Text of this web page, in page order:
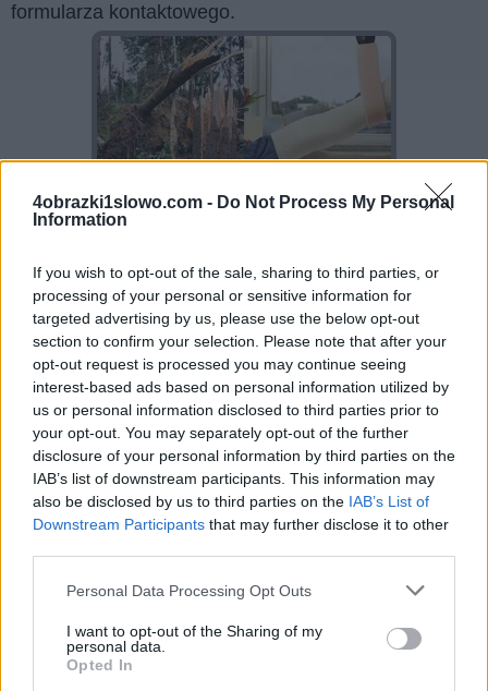
4obrazki1slowo.com - Do Not Process My Personal
Information
If you wish to opt-out of the sale, sharing to third parties, or
processing of your personal or sensitive information for
targeted advertising by us, please use the below opt-out
section to confirm your selection. Please note that after your
opt-out request is processed you may continue seeing
interest-based ads based on personal information utilized by
us or personal information disclosed to third parties prior to
your opt-out. You may separately opt-out of the further
disclosure of your personal information by third parties on the
IAB’s list of downstream participants. This information may
also be disclosed by us to third parties on the IAB’s List of
Downstream Participants that may further disclose it to other
Personal Data Processing Opt Outs
I want to opt-out of the Sharing of my
personal data.
Opted In
formularza kontaktowego.